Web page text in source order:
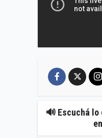
🔊 Escuchá